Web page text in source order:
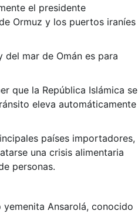
el presidente
Ormuz y los puertos iraníes
mar de Omán es para
que la República Islámica se
eleva automáticamente
países importadores,
una crisis alimentaria
personas.
Ansarolá, conocido